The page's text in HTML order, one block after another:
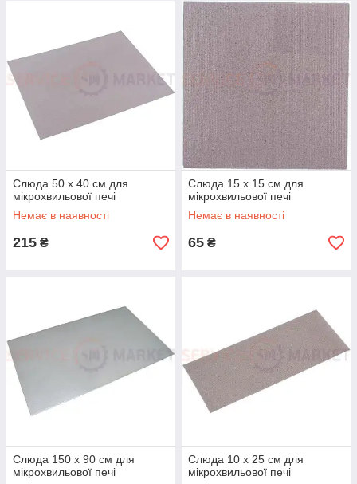
Слюда 50 x 40 см для
мікрохвильової печі
Немає в наявності
215 ₴
Слюда 15 x 15 см для
мікрохвильової печі
Немає в наявності
65 ₴
Слюда 150 x 90 см для
мікрохвильової печі
Слюда 10 x 25 см для
мікрохвильової печі